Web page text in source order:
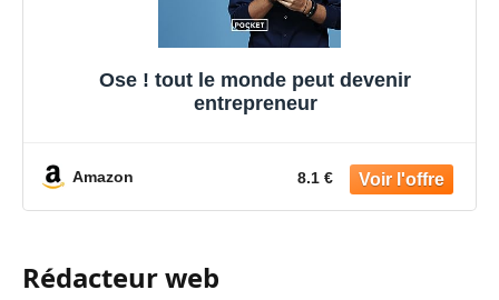
Ose ! tout le monde peut devenir
entrepreneur
Amazon 8.1 €
Rédacteur web